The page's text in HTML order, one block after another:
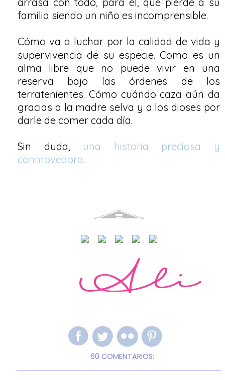
familia siendo un niño es incomprensible.
Cómo va a luchar por la calidad de vida y
supervivencia de su especie. Como es un
alma libre que no puede vivir en una
reserva bajo las órdenes de los
terratenientes. Cómo cuándo caza aún da
gracias a la madre selva y a los dioses por
darle de comer cada día.
Sin duda, una historia preciosa y
conmovedora.
60 COMENTARIOS: